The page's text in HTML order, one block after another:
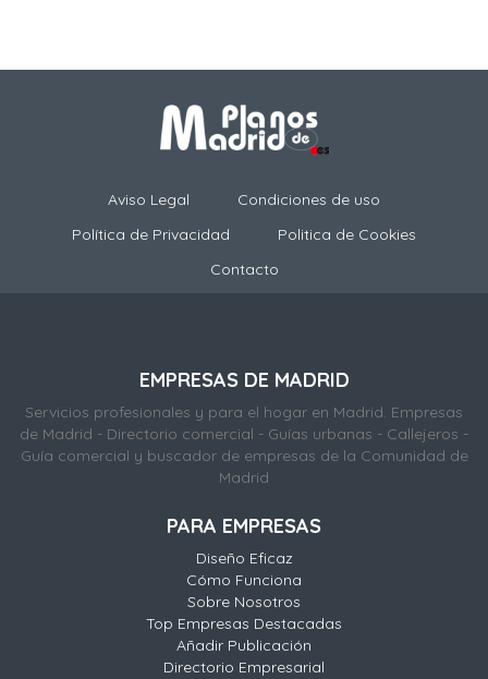
Aviso Legal
Condiciones de uso
Política de Privacidad
Politica de Cookies
Contacto
EMPRESAS DE MADRID
Servicios profesionales y para el hogar en Madrid. Empresas
de Madrid - Directorio comercial - Guías urbanas - Callejeros -
Guía comercial y buscador de empresas de la Comunidad de
Madrid
PARA EMPRESAS
Diseño Eficaz
Cómo Funciona
Sobre Nosotros
Top Empresas Destacadas
Añadir Publicación
Directorio Empresarial